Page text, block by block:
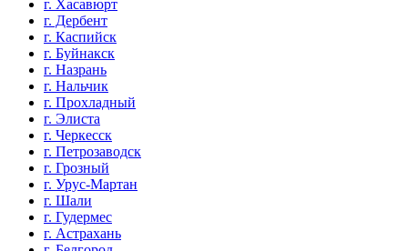
г. Хасавюрт
г. Дербент
г. Каспийск
г. Буйнакск
г. Назрань
г. Нальчик
г. Прохладный
г. Элиста
г. Черкесск
г. Петрозаводск
г. Грозный
г. Урус-Мартан
г. Шали
г. Гудермес
г. Астрахань